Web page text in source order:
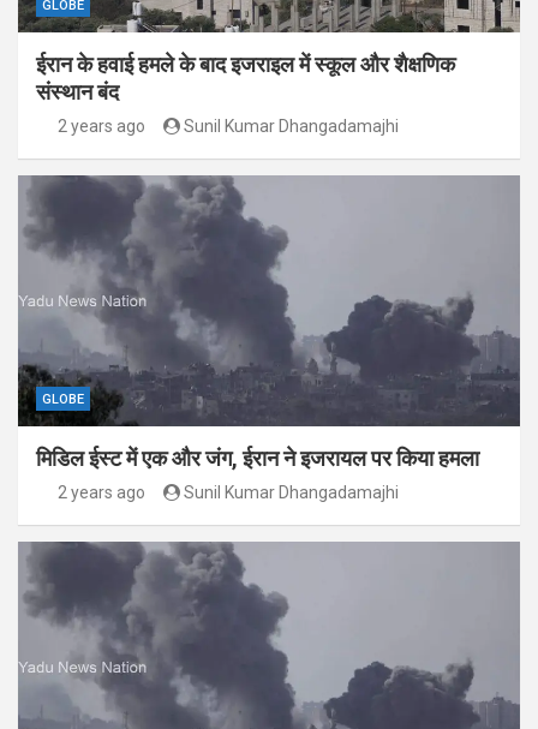
GLOBE
ईरान के हवाई हमले के बाद इजराइल में स्कूल और शैक्षणिक
संस्थान बंद
2 years ago Sunil Kumar Dhangadamajhi
GLOBE
मिडिल ईस्ट में एक और जंग, ईरान ने इजरायल पर किया हमला
2 years ago Sunil Kumar Dhangadamajhi